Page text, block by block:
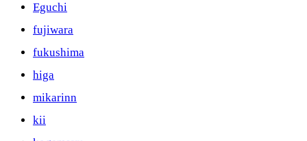
Eguchi
fujiwara
fukushima
higa
mikarinn
kii